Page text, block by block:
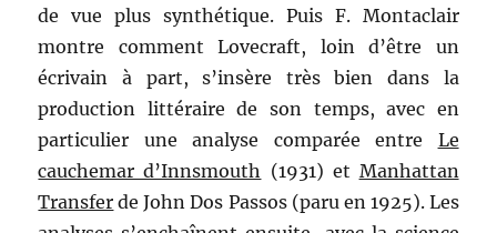
de vue plus synthétique. Puis F. Montaclair
montre comment Lovecraft, loin d’être un
écrivain à part, s’insère très bien dans la
production littéraire de son temps, avec en
particulier une analyse comparée entre Le
cauchemar d’Innsmouth (1931) et Manhattan
Transfer de John Dos Passos (paru en 1925). Les